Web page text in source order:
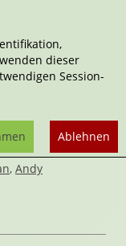
Steins
des
, Andy
dieser
Session-
Ablehnen